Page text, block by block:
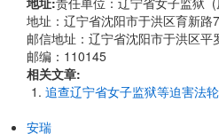
地址：辽宁省沈阳市于洪区育新路
邮信地址：辽宁省沈阳市于洪区
邮编：110145
相关文章:
追查辽宁省女子监狱等迫害法
安瑞